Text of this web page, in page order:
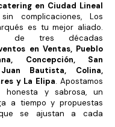
en Ciudad Lineal
complicaciones, Los
es tu mejor aliado.
de tres décadas
en Ventas, Pueblo
Concepción, San
Bautista, Colina,
y La Elipa. Apostamos
honesta y sabrosa, un
a tiempo y propuestas
se ajustan a cada